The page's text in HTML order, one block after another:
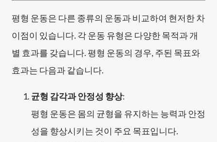
평형 운동은 다른 종류의 운동과 비교하여 현저한 차
이점이 있습니다. 각 운동 유형은 다양한 목적과 개
별 효과를 갖습니다. 평형 운동의 경우, 주된 목표와
효과는 다음과 같습니다.
균형 감각과 안정성 향상:
평형 운동은 몸의 균형을 유지하는 능력과 안정
성을 향상시키는 것이 주요 목표입니다.